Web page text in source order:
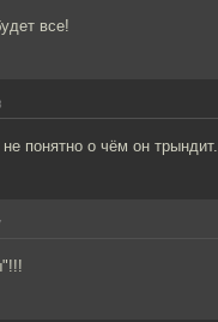
все!
понятно о чём он трындит.